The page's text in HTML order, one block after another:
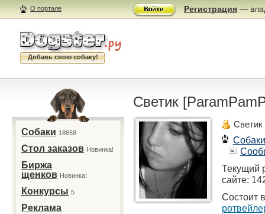
О портале Регистрация —
Добавь свою собаку!
Собаки 18658
Стол заказов Новинка!
Биржа
щенков Новинка!
Конкурсы 5
Реклама
Светик
Собаки
Текущий
сайте:
Состоит